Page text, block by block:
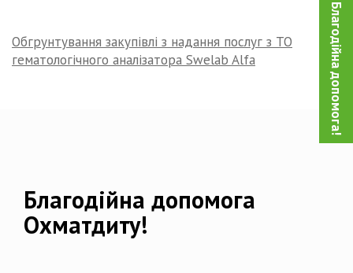
Благодійна допомога!
Обгрунтування закупівлі з надання послуг з ТО
гематологічного аналізатора Swelab Alfa
Благодійна допомога
Охматдиту!